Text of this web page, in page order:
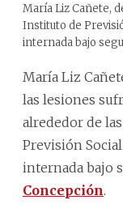
María Liz Cañete,
Instituto de
internada bajo
María Liz
las lesiones
alrededor de
Previsión
internada bajo
Concepción.